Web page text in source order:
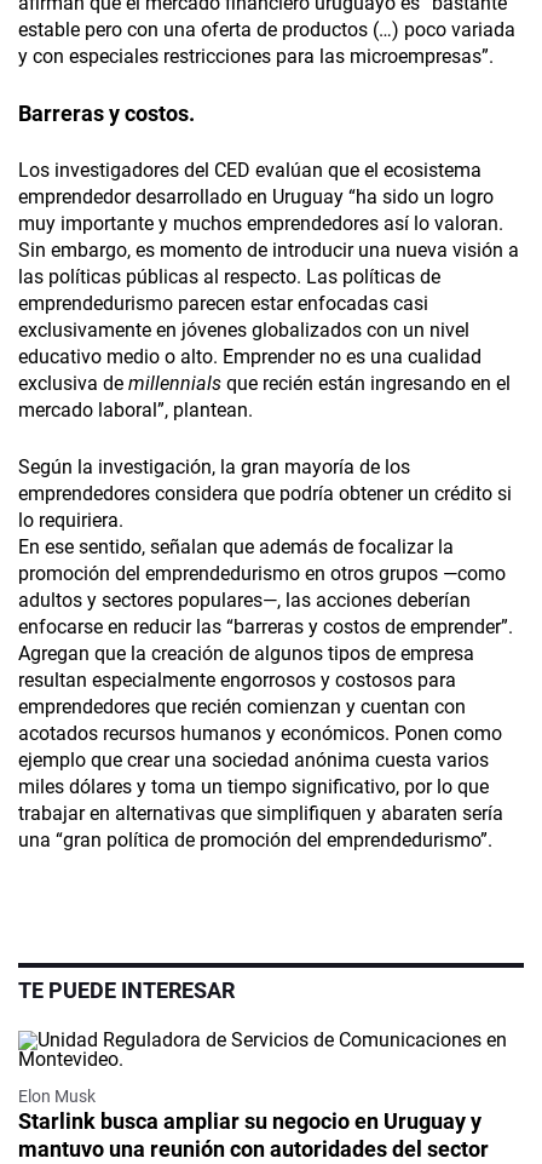
estable pero con una oferta de productos (…) poco variada
y con especiales restricciones para las microempresas”.
Barreras y costos.
Los investigadores del CED evalúan que el ecosistema
emprendedor desarrollado en Uruguay “ha sido un logro
muy importante y muchos emprendedores así lo valoran.
Sin embargo, es momento de introducir una nueva visión a
las políticas públicas al respecto. Las políticas de
emprendedurismo parecen estar enfocadas casi
exclusivamente en jóvenes globalizados con un nivel
educativo medio o alto. Emprender no es una cualidad
exclusiva de millennials que recién están ingresando en el
mercado laboral”, plantean.
Según la investigación, la gran mayoría de los
emprendedores considera que podría obtener un crédito si
lo requiriera.
En ese sentido, señalan que además de focalizar la
promoción del emprendedurismo en otros grupos —como
adultos y sectores populares—, las acciones deberían
enfocarse en reducir las “barreras y costos de emprender”.
Agregan que la creación de algunos tipos de empresa
resultan especialmente engorrosos y costosos para
emprendedores que recién comienzan y cuentan con
acotados recursos humanos y económicos. Ponen como
ejemplo que crear una sociedad anónima cuesta varios
miles dólares y toma un tiempo significativo, por lo que
trabajar en alternativas que simplifiquen y abaraten sería
una “gran política de promoción del emprendedurismo”.
TE PUEDE INTERESAR
Elon Musk
Starlink busca ampliar su negocio en Uruguay y
mantuvo una reunión con autoridades del sector